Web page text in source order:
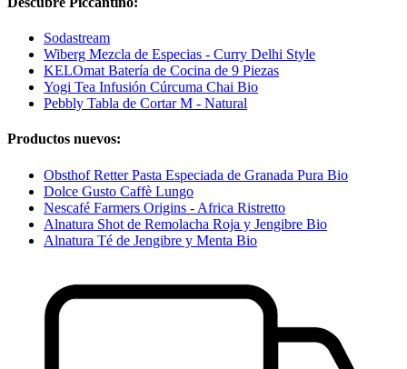
Sodastream
Wiberg Mezcla de Especias - Curry Delhi Style
KELOmat Batería de Cocina de 9 Piezas
Yogi Tea Infusión Cúrcuma Chai Bio
Pebbly Tabla de Cortar M - Natural
Productos nuevos:
Obsthof Retter Pasta Especiada de Granada Pura Bio
Dolce Gusto Caffè Lungo
Nescafé Farmers Origins - Africa Ristretto
Alnatura Shot de Remolacha Roja y Jengibre Bio
Alnatura Té de Jengibre y Menta Bio